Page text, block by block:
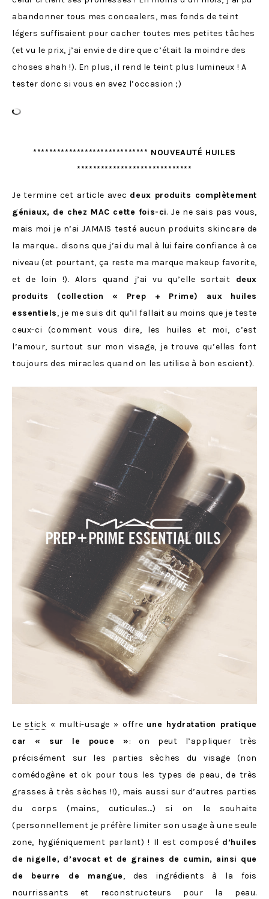
abandonner tous mes concealers, mes fonds de teint
légers suffisaient pour cacher toutes mes petites tâches
(et vu le prix, j’ai envie de dire que c’était la moindre des
choses ahah !). En plus, il rend le teint plus lumineux ! A
tester donc si vous en avez l’occasion ;)
***************************** NOUVEAUTÉ HUILES
*****************************
Je termine cet article avec deux produits complètement
géniaux, de chez MAC cette fois-ci. Je ne sais pas vous,
mais moi je n’ai JAMAIS testé aucun produits skincare de
la marque… disons que j’ai du mal à lui faire confiance à ce
niveau (et pourtant, ça reste ma marque makeup favorite,
et de loin !). Alors quand j’ai vu qu’elle sortait deux
produits (collection « Prep + Prime) aux huiles
essentiels, je me suis dit qu’il fallait au moins que je teste
ceux-ci (comment vous dire, les huiles et moi, c’est
l’amour, surtout sur mon visage, je trouve qu’elles font
toujours des miracles quand on les utilise à bon escient).
Le stick « multi-usage » offre une hydratation pratique
car « sur le pouce »: on peut l’appliquer très
précisément sur les parties sèches du visage (non
comédogène et ok pour tous les types de peau, de très
grasses à très sèches !!), mais aussi sur d’autres parties
du corps (mains, cuticules…) si on le souhaite
(personnellement je préfère limiter son usage à une seule
zone, hygiéniquement parlant) ! Il est composé d’huiles
de nigelle, d’avocat et de graines de cumin, ainsi que
de beurre de mangue, des ingrédients à la fois
nourrissants et reconstructeurs pour la peau.